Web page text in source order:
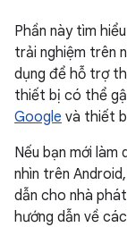
Phần này tìm
trải nghiệm trên
dụng để hỗ trợ
thiết bị có thể
Google và thiết
Nếu bạn mới làm
nhìn trên
dẫn cho nhà
hướng dẫn về